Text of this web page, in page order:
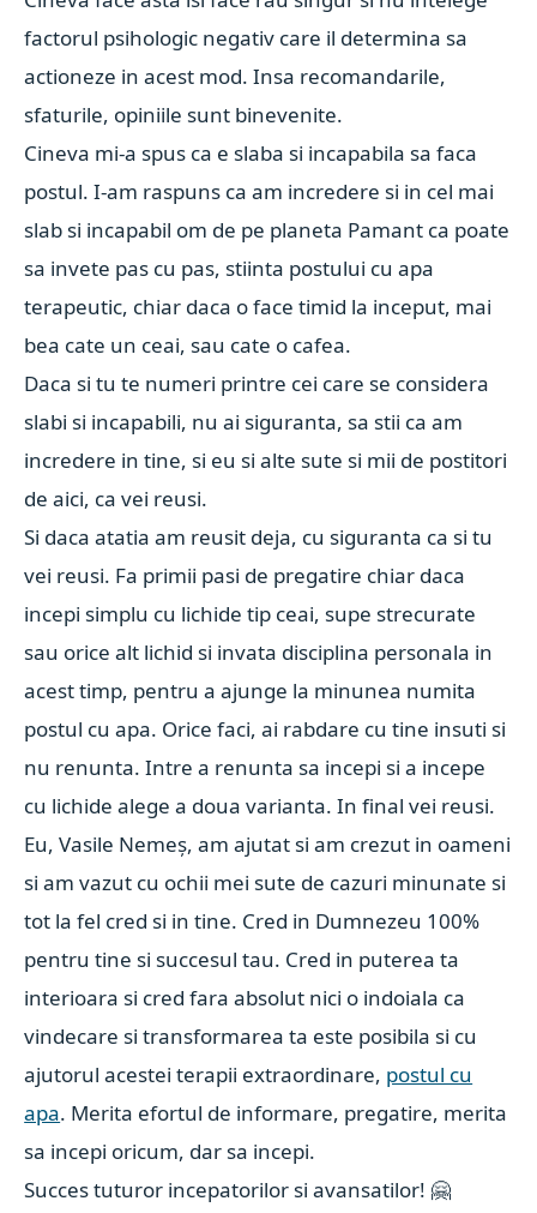
factorul psihologic negativ care il determina sa
actioneze in acest mod. Insa recomandarile,
sfaturile, opiniile sunt binevenite.
Cineva mi-a spus ca e slaba si incapabila sa faca
postul. I-am raspuns ca am incredere si in cel mai
slab si incapabil om de pe planeta Pamant ca poate
sa invete pas cu pas, stiinta postului cu apa
terapeutic, chiar daca o face timid la inceput, mai
bea cate un ceai, sau cate o cafea.
Daca si tu te numeri printre cei care se considera
slabi si incapabili, nu ai siguranta, sa stii ca am
incredere in tine, si eu si alte sute si mii de postitori
de aici, ca vei reusi.
Si daca atatia am reusit deja, cu siguranta ca si tu
vei reusi. Fa primii pasi de pregatire chiar daca
incepi simplu cu lichide tip ceai, supe strecurate
sau orice alt lichid si invata disciplina personala in
acest timp, pentru a ajunge la minunea numita
postul cu apa. Orice faci, ai rabdare cu tine insuti si
nu renunta. Intre a renunta sa incepi si a incepe
cu lichide alege a doua varianta. In final vei reusi.
Eu, Vasile Nemeș, am ajutat si am crezut in oameni
si am vazut cu ochii mei sute de cazuri minunate si
tot la fel cred si in tine. Cred in Dumnezeu 100%
pentru tine si succesul tau. Cred in puterea ta
interioara si cred fara absolut nici o indoiala ca
vindecare si transformarea ta este posibila si cu
ajutorul acestei terapii extraordinare, postul cu
apa. Merita efortul de informare, pregatire, merita
sa incepi oricum, dar sa incepi.
Succes tuturor incepatorilor si avansatilor! 🤗